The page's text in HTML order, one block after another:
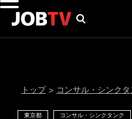
トップ > コンサル・シンクタ
東京都 コンサル・シンクタンク